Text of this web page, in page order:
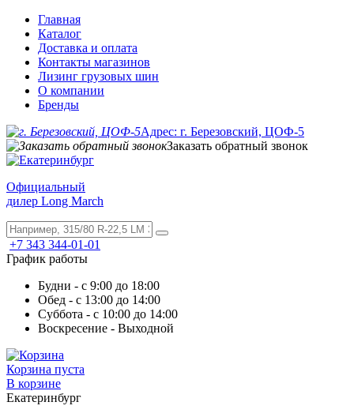
Главная
Каталог
Доставка и оплата
Контакты магазинов
Лизинг грузовых шин
О компании
Бренды
Адрес: г. Березовский, ЦОФ-5
Заказать обратный звонок
Официальный
дилер Long March
+7 343 344-01-01
График работы
Будни - с 9:00 до 18:00
Обед - с 13:00 до 14:00
Суббота - с 10:00 до 14:00
Воскресение - Выходной
Корзина пуста
В корзине
Екатеринбург